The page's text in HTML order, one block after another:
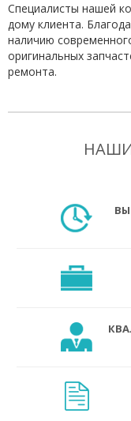
Специалисты нашей
дому клиента.
наличию
оригинальных
ремонта.